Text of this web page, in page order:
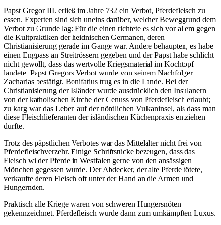
Papst Gregor III. erließ im Jahre 732 ein Verbot, Pferdefleisch zu
essen. Experten sind sich uneins darüber, welcher Beweggrund dem
Verbot zu Grunde lag: Für die einen richtete es sich vor allem gegen
die Kultpraktiken der heidnischen Germanen, deren
Christianisierung gerade im Gange war. Andere behaupten, es habe
einen Engpass an Streitrössern gegeben und der Papst habe schlicht
nicht gewollt, dass das wertvolle Kriegsmaterial im Kochtopf
landete. Papst Gregors Verbot wurde von seinem Nachfolger
Zacharias bestätigt. Bonifatius trug es in die Lande. Bei der
Christianisierung der Isländer wurde ausdrücklich den Insulanern
von der katholischen Kirche der Genuss von Pferdefleisch erlaubt;
zu karg war das Leben auf der nördlichen Vulkaninsel, als dass man
diese Fleischlieferanten der isländischen Küchenpraxis entziehen
durfte.
Trotz des päpstlichen Verbotes war das Mittelalter nicht frei von
Pferdefleischverzehr. Einige Schriftstücke bezeugen, dass das
Fleisch wilder Pferde in Westfalen gerne von den ansässigen
Mönchen gegessen wurde. Der Abdecker, der alte Pferde tötete,
verkaufte deren Fleisch oft unter der Hand an die Armen und
Hungernden.
Praktisch alle Kriege waren von schweren Hungersnöten
gekennzeichnet. Pferdefleisch wurde dann zum umkämpften Luxus.